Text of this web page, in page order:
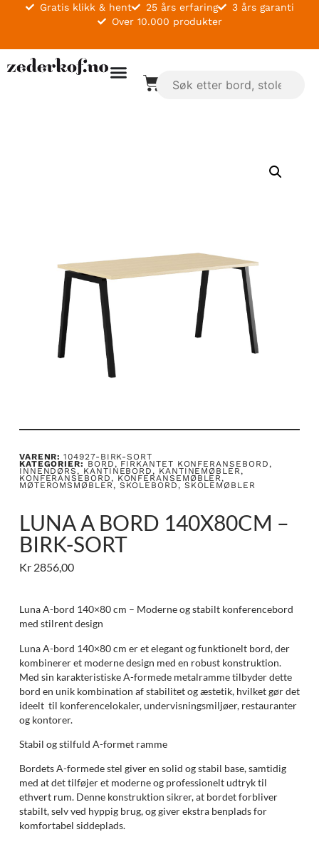
Gratis klikk & hent 25 års erfaring
3 års garanti
Over 10.000 produkter
VARENR:104927-BIRK-SORT
KATEGORIER: BORD, FIRKANTET KONFERANSEBORD,
INNENDØRS, KANTINEBORD, KANTINEMØBLER,
KONFERANSEBORD, KONFERANSEMØBLER,
MØTEROMSMØBLER, SKOLEBORD, SKOLEMØBLER
LUNA A BORD 140X80CM –
BIRK-SORT
Kr2856,00
Luna A-bord 140×80 cm – Moderne og stabilt konferencebord
med stilrent design
Luna A-bord 140×80 cm er et elegant og funktionelt bord, der
kombinerer et moderne design med en robust konstruktion.
Med sin karakteristiske A-formede metalramme tilbyder dette
bord en unik kombination af stabilitet og æstetik, hvilket gør det
ideelt til konferencelokaler, undervisningsmiljøer, restauranter
og kontorer.
Stabil og stilfuld A-formet ramme
Bordets A-formede stel giver en solid og stabil base, samtidig
med at det tilføjer et moderne og professionelt udtryk til
ethvert rum. Denne konstruktion sikrer, at bordet forbliver
stabilt, selv ved hyppig brug, og giver ekstra benplads for
komfortabel siddeplads.